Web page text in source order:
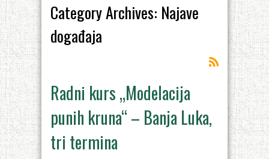
Category Archives: Najave
događaja
Radni kurs „Modelacija
punih kruna“ – Banja Luka,
tri termina